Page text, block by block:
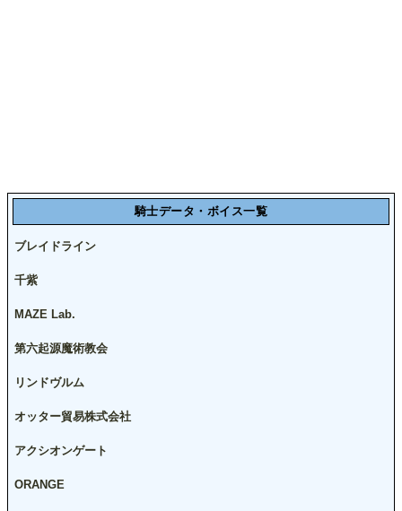
騎士データ・ボイス一覧
ブレイドライン
千紫
MAZE Lab.
第六起源魔術教会
リンドヴルム
オッター貿易株式会社
アクシオンゲート
ORANGE